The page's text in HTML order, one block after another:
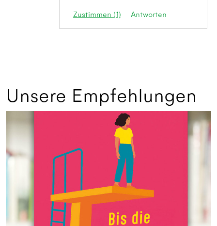
Zustimmen (1) Antworten
Unsere Empfehlungen